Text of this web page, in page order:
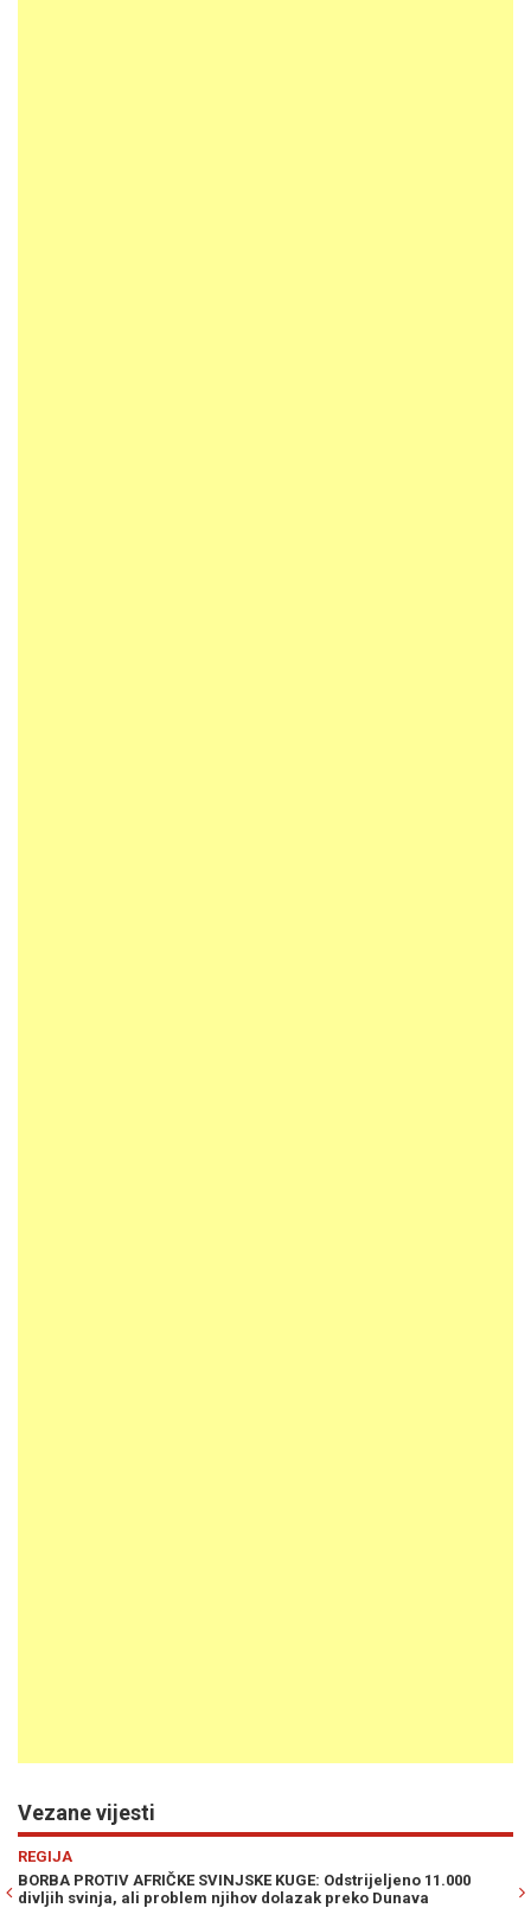
Vezane vijesti
Odstrijeljeno 11.000
preko Dunava
MJEŠTANI U STRAHU, NOĆU NE IZLAZE
snimile nepozvane goste, više se ni ne